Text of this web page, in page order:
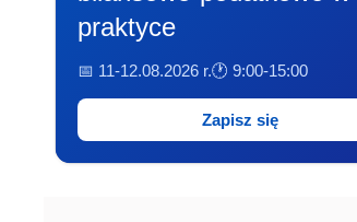
praktyce
📅 11-12.08.2026 r.🕐 9:00-15:00
Zapisz się